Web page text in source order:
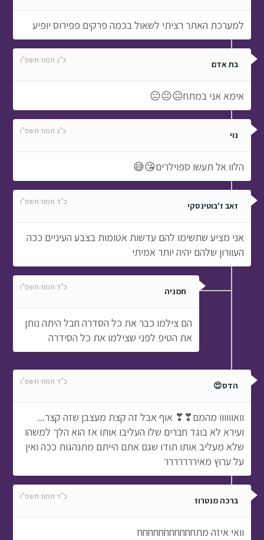
למערכת האתר רציתי לשאול בכמה פרקים פפירוס יופיע
בת אדם כ"ג תמוז תשפ"ו
אימא אני במתח😐😐😐
נוי כ"ג תמוז תשפ"ו
הלוו אל תעשו ספוילרים😘😅
זאב ז'בוטינסקי כ"ד תמוז תשפ"ו
אני מציע שתשימו להם עדשות אטומות בצבע העיניים ככה
העוורון שלהם יהיה יותר אמיתי
חמניה כ"ד תמוז תשפ"ו
הם צילמו כבר את כל הסדרה חבל היתה נותן
את הטיפ לפני שצילמו את כל הסידרה
הדס😍 כ"ד תמוז תשפ"ו
וואוווווו מהמם❣❣ אוף אבל זה קצת מעצבן שזה קצר...
ועירא לא בוגד חברים שלו העליבו אותו אז הוא הלך למשהו
שלא מעליב אותו תודו שגם אתם הייתם מתנהגות ככה ואין
על ערוץ מאיררררררר
ברכה מנטרוז כ"ד תמוז תשפ"ו
וואי איזה מתחחחחחחחחחחח